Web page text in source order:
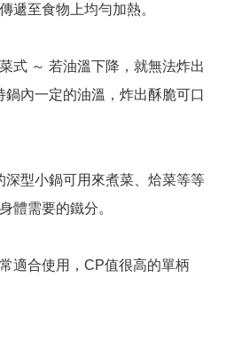
遞至食物上均勻加熱。
式 ～ 若油溫下降，就無法炸出
內一定的油溫，炸出酥脆可口
深型小鍋可用來煮菜、烚菜等等
體需要的鐵分。
適合使用，CP值很高的單柄